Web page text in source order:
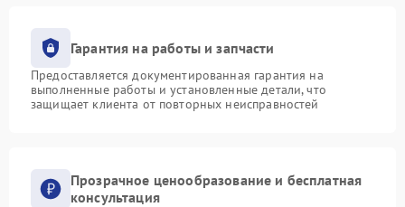
Гарантия на работы и запчасти
Предоставляется документированная гарантия на
выполненные работы и установленные детали, что
защищает клиента от повторных неисправностей
Прозрачное ценообразование и бесплатная
консультация